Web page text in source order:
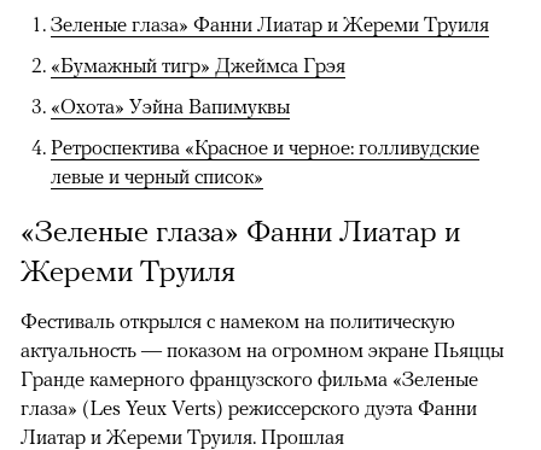
Зеленые глаза» Фанни Лиатар и Жереми Труиля
«Бумажный тигр» Джеймса Грэя
«Охота» Уэйна Вапимуквы
Ретроспектива «Красное и черное: голливудские
левые и черный список»
«Зеленые глаза» Фанни Лиатар и
Жереми Труиля
Фестиваль открылся с намеком на политическую
актуальность — показом на огромном экране Пьяццы
Гранде камерного французского фильма «Зеленые
глаза» (Les Yeux Verts) режиссерского дуэта Фанни
Лиатар и Жереми Труиля. Прошлая